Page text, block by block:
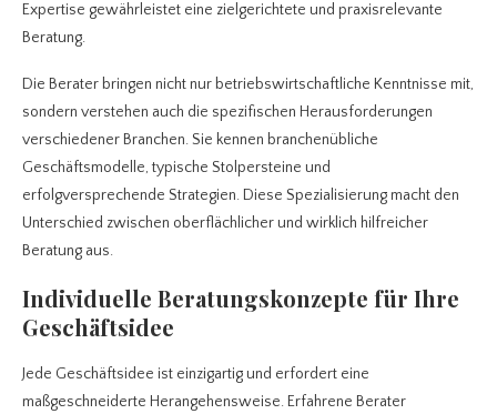
Expertise gewährleistet eine zielgerichtete und praxisrelevante
Beratung.
Die Berater bringen nicht nur betriebswirtschaftliche Kenntnisse mit,
sondern verstehen auch die spezifischen Herausforderungen
verschiedener Branchen. Sie kennen branchenübliche
Geschäftsmodelle, typische Stolpersteine und
erfolgversprechende Strategien. Diese Spezialisierung macht den
Unterschied zwischen oberflächlicher und wirklich hilfreicher
Beratung aus.
Individuelle Beratungskonzepte für Ihre
Geschäftsidee
Jede Geschäftsidee ist einzigartig und erfordert eine
maßgeschneiderte Herangehensweise. Erfahrene Berater